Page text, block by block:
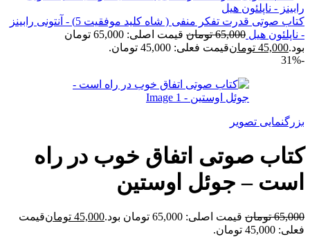
کتاب صوتی قدرت تفکر منفی ( شاه کلید موفقیت 5) - آنتونی رابینز
- ناپلئون هیل 65,000 تومان
قیمت اصلی: 65,000 تومان
بود.45,000 تومانقیمت فعلی: 45,000 تومان.
-31%
بزرگنمایی تصویر
کتاب صوتی اتفاق خوب در راه
است – جوئل اوستین
65,000 تومان قیمت اصلی: 65,000 تومان بود. 45,000 تومانقیمت
فعلی: 45,000 تومان.